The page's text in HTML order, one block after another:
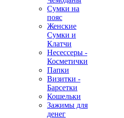
Сумки на
пояс
Женские
Сумки и
Клатчи
Несессеры -
Косметички
Папки
Визитки -
Барсетки
Кошельки
Зажимы для
денег